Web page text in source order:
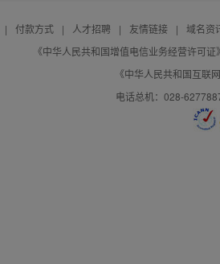
| 付款方式 | 人才招聘 | 友情链接 |
域名资
《中华人民共和国增值电信业务经营许可
《中华人民共和国互联
电话总机：028-